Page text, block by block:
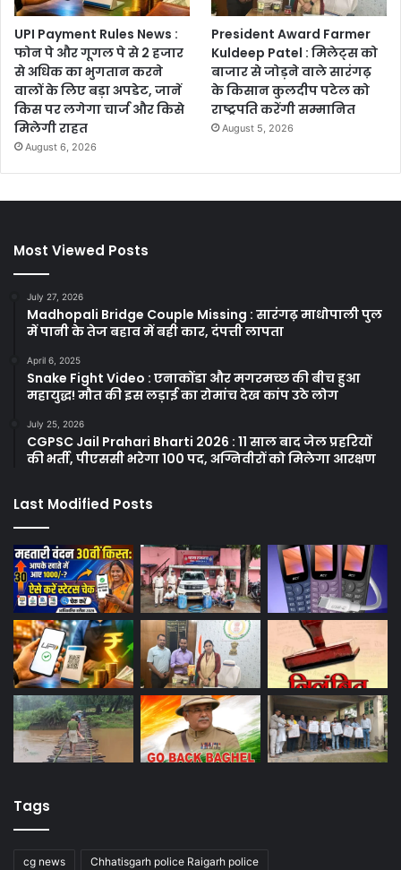
UPI Payment Rules News :
फोन पे और गूगल पे से 2 हजार
से अधिक का भुगतान करने
वालों के लिए बड़ा अपडेट, जानें
किस पर लगेगा चार्ज और किसे
मिलेगी राहत
August 6, 2026
President Award Farmer
Kuldeep Patel : मिलेट्स को
बाजार से जोड़ने वाले सारंगढ़
के किसान कुलदीप पटेल को
राष्ट्रपति करेंगी सम्मानित
August 5, 2026
Most Viewed Posts
July 27, 2026
Madhopali Bridge Couple Missing : सारंगढ़ माधोपाली पुल
में पानी के तेज बहाव में बही कार, दंपत्ती लापता
April 6, 2025
Snake Fight Video : एनाकोंडा और मगरमच्छ की बीच हुआ
महायुद्ध! मौत की इस लड़ाई का रोमांच देख कांप उठे लोग
July 25, 2026
CGPSC Jail Prahari Bharti 2026 : 11 साल बाद जेल प्रहरियों
की भर्ती, पीएससी भरेगा 100 पद, अग्निवीरों को मिलेगा आरक्षण
Last Modified Posts
Tags
cg news Chhatisgarh police Raigarh police